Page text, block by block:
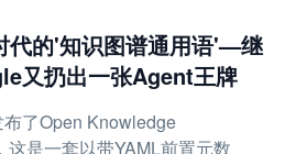
的'知识图谱通用语'—继
又扔出一张Agent王牌
了Open Knowledge
这是一套以带YAML前置元数